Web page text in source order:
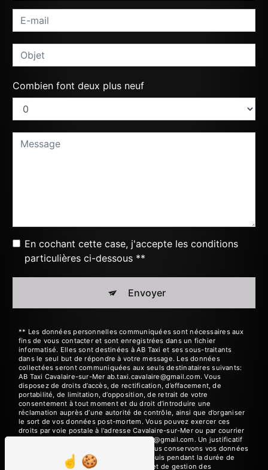
Combien font deux plus neuf
En cochant cette case, j'accepte les conditions
particulières ci-dessous **
Envoyer
** Les données personnelles communiquées sont nécessaires aux
fins de vous contacter et sont enregistrées dans un fichier
informatisé. Elles sont destinées à AB Taxi et ses sous-traitants
dans le seul but de répondre à votre message. Les données
collectées seront communiquées aux seuls destinataires suivants:
AB Taxi Cavalaire-sur-Mer ab.taxi.cavalaire@gmail.com. Vous
disposez de droits d’accès, de rectification, d’effacement, de
portabilité, de limitation, d’opposition, de retrait de votre
consentement à tout moment et du droit d’introduire une
réclamation auprès d’une autorité de contrôle, ainsi que d’organiser
le sort de vos données post-mortem. Vous pouvez exercer ces
droits par voie postale à l'adresse Cavalaire-sur-Mer ou par courrier
électronique à l'adresse ab.taxi.cavalaire@gmail.com. Un justificatif
d'identité pourra vous être demandé. Nous conservons vos données
pendant la période de prise de contact puis pendant la durée de
prescription légale aux fins probatoires et de gestion des